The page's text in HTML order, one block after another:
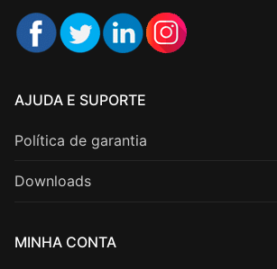
AJUDA E SUPORTE
Política de garantia
Downloads
MINHA CONTA